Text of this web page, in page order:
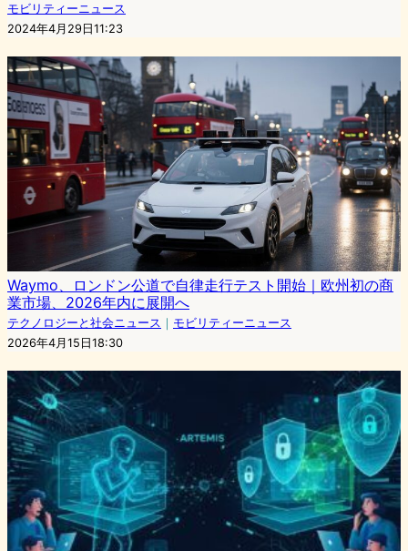
モビリティーニュース
2024年4月29日11:23
Waymo、ロンドン公道で自律走行テスト開始｜欧州初の商
業市場、2026年内に展開へ
テクノロジーと社会ニュース ｜ モビリティーニュース
2026年4月15日18:30